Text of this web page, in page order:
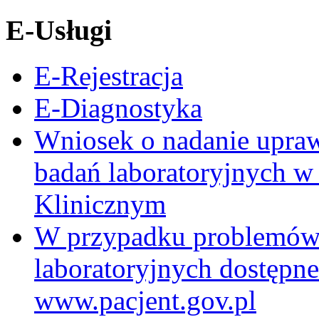
E-Usługi
E-Rejestracja
E-Diagnostyka
Wniosek o nadanie
badań laboratoryjnych
Klinicznym
W przypadku
laboratoryjnych
www.pacjent.gov.pl